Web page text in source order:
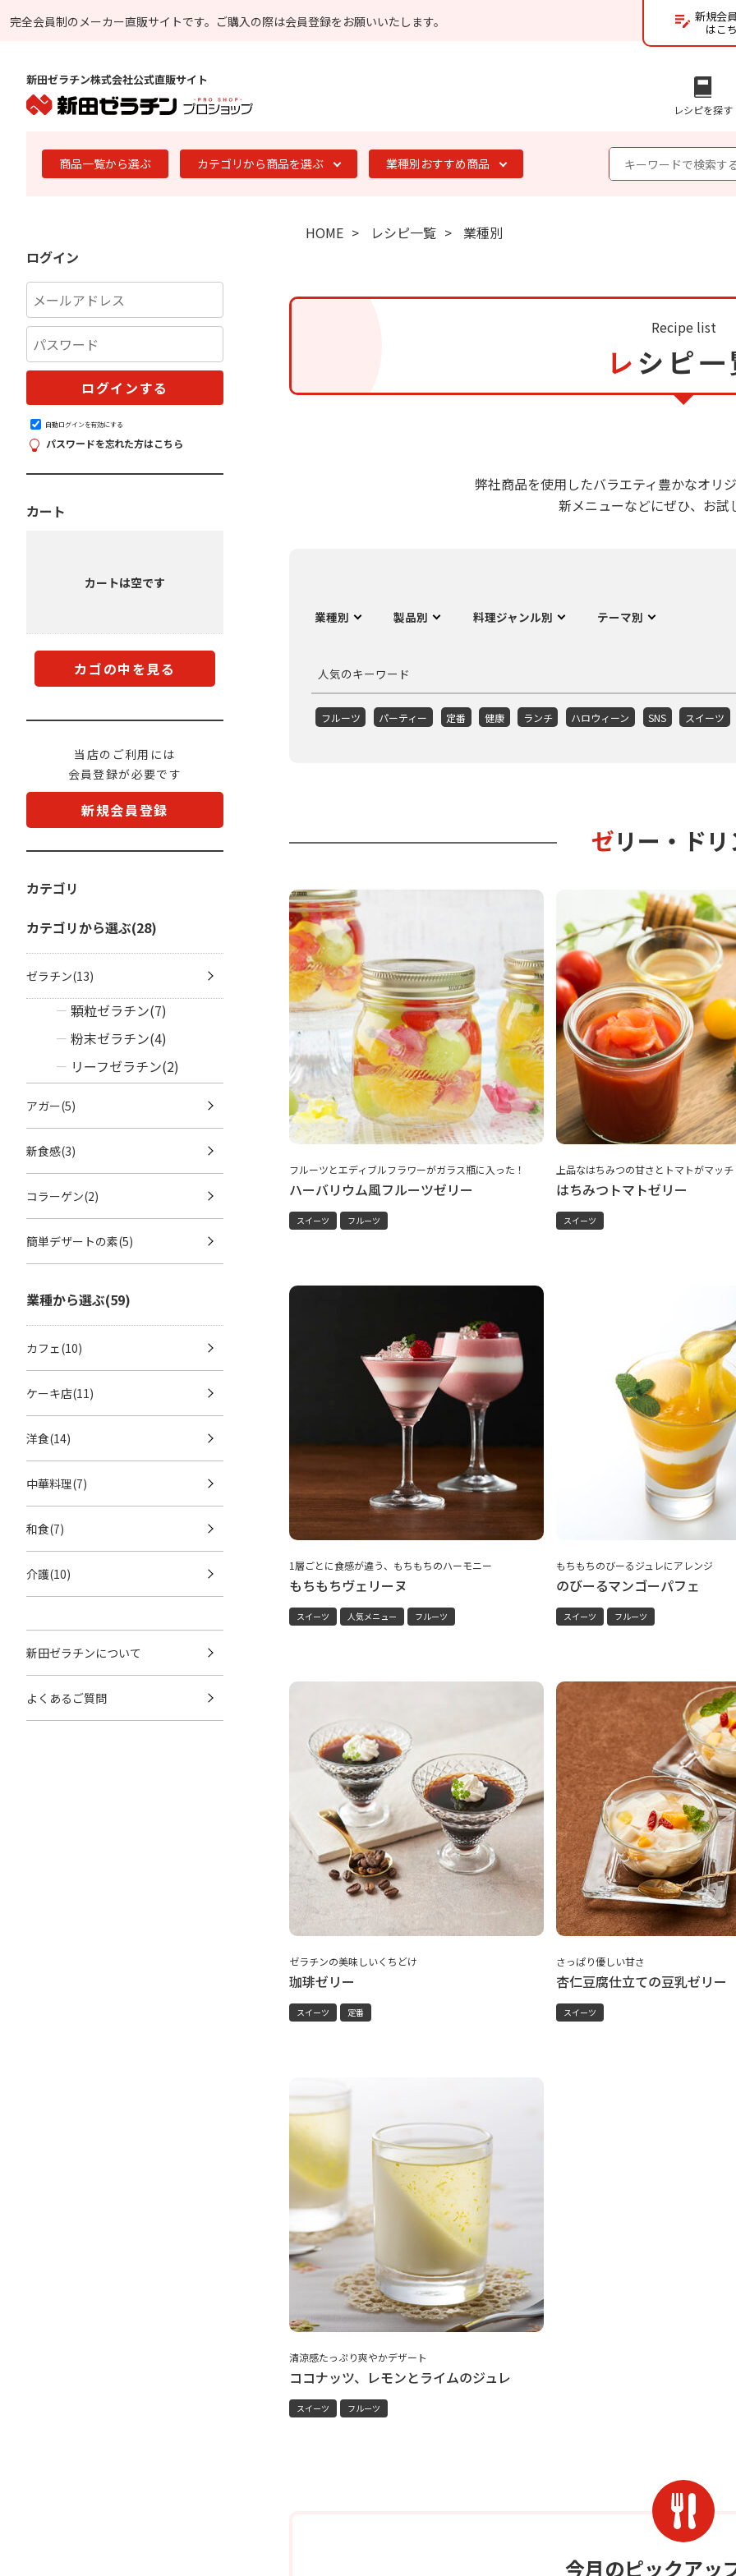
完全会員制のメーカー直販サイトです。 ご購入の際は会員登録をお願いいたします。
新規会
はこ
新田ゼラチン株式会社公式直販サイト
レシピを探す
商品一覧から選ぶ カテゴリから商品を選ぶ 業種別おすすめ商品
ログイン
自動ログインを有効にする
パスワードを忘れた方はこちら
カート
カートは空です
カゴの中を見る
当店のご利用には
会員登録が必要です
新規会員登録
カテゴリ
カテゴリから選ぶ(28)
ゼラチン(13)
顆粒ゼラチン(7)
粉末ゼラチン(4)
リーフゼラチン(2)
アガー(5)
新食感(3)
コラーゲン(2)
簡単デザートの素(5)
業種から選ぶ(59)
カフェ(10)
ケーキ店(11)
洋食(14)
中華料理(7)
和食(7)
介護(10)
新田ゼラチンについて
よくあるご質問
HOME レシピ一覧 業種別
Recipe list
レシピ
弊社商品を使用したバラエティ豊かなオリ
新メニューなどにぜひ、お試
業種別 製品別 料理ジャンル別 テーマ別
人気のキーワード
フルーツ パーティー 定番 健康 ランチ ハロウィーン SNS スイーツ
ゼリー・ド
フルーツとエディブルフラワーがガラス瓶に入った！
ハーバリウム風フルーツゼリー
スイーツ フルーツ
上品なはちみつの甘さとトマトがマッチ
はちみつトマトゼリー
スイーツ
1層ごとに食感が違う、もちもちのハーモニー
もちもちヴェリーヌ
スイーツ 人気メニュー フルーツ
もちもちのびーるジュレにアレンジ
のびーるマンゴーパフェ
スイーツ フルーツ
ゼラチンの美味しいくちどけ
珈琲ゼリー
スイーツ 定番
さっぱり優しい甘さ
杏仁豆腐仕立ての豆乳ゼリー
スイーツ
清涼感たっぷり爽やかデザート
ココナッツ、レモンとライムのジュレ
スイーツ フルーツ
今月のピックアッ